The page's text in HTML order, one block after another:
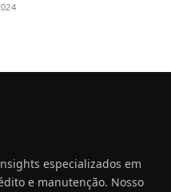
especializados em
e manutenção. Nosso